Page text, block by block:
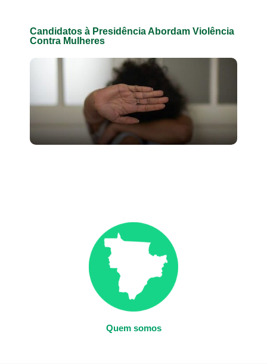
Candidatos à Presidência Abordam Violência
Contra Mulheres
Quem somos